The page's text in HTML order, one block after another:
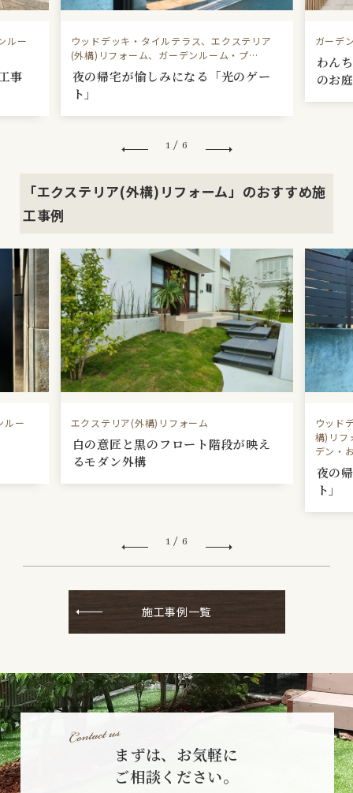
ルー
事
ウッドデッキ・タイルテラス、エクステリア
(外構)リフォーム、ガーデンルーム・プ…
夜の帰宅が愉しみになる「光のゲー
ト」
ガーデ
わん
のお庭
1 / 6
「エクステリア(外構)リフォーム」のおすすめ施
工事例
ルー エクステリア(外構)リフォーム
白の意匠と黒のフロート階段が映え
るモダン外構
ウッド
構)リフ
デン・
夜の
ト」
1 / 6
施工事例一覧
まずは、お気軽に
ご相談ください。